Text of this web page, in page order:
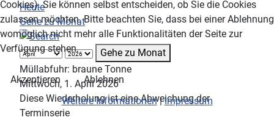
Heute
Gehe zu Monat
Gehe zu Monat
Müllabfuhr: braune Tonne
Mittwoch, 1. April 2026
Diese Wiederholung ist eine Abweichung der
Terminserie
Cookies). Sie können selbst entscheiden, ob Sie die Cookies
zulassen möchten. Bitte beachten Sie, dass bei einer Ablehnung
womöglich nicht mehr alle Funktionalitäten der Seite zur
Verfügung stehen.
Akzeptieren
Ablehnen
Weitere Informationen|Impressum